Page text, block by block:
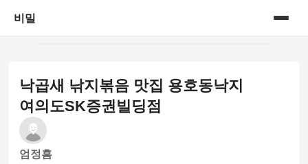
비밀
게시판
낙곱새 낚지볶음 맛집 용호동낙지
여의도SK증권빌딩점
엄정흠